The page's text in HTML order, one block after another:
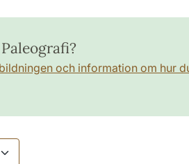
och information om hur